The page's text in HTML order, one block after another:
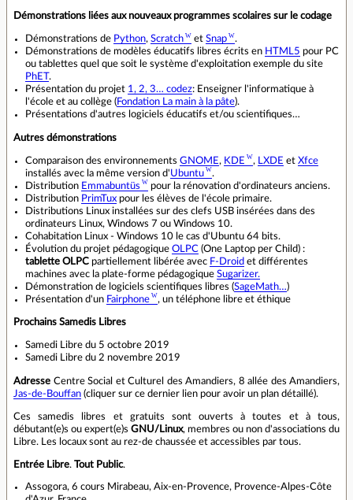
Démonstrations liées aux nouveaux programmes scolaires sur le codage
Démonstrations de Python, Scratch et Snap
.
Démonstrations de modèles éducatifs libres écrits en HTML5 pour PC
ou tablettes quel que soit le système d'exploitation exemple du site
PhET.
Présentation du projet 1, 2, 3… codez: Enseigner l'informatique à
l'école et au collège (Fondation La main à la pâte).
Présentations d'autres logiciels éducatifs et/ou scientifiques…
Autres démonstrations
Comparaison des environnements GNOME, KDE , LXDE et Xfce
installés avec la même version d'Ubuntu
.
Distribution Emmabuntüs
pour la rénovation d'ordinateurs anciens.
Distribution PrimTux pour les élèves de l'école primaire.
Distributions Linux installées sur des clefs USB insérées dans des
ordinateurs Linux, Windows 7 ou Windows 10.
Cohabitation Linux - Windows 10 le cas d'Ubuntu 64 bits.
Évolution du projet pédagogique OLPC (One Laptop per Child) :
tablette OLPC partiellement libérée avec F-Droid et différentes
machines avec la plate-forme pédagogique Sugarizer.
Démonstration de logiciels scientifiques libres (SageMath…)
Présentation d'un Fairphone , un téléphone libre et éthique
Prochains Samedis Libres
Samedi Libre du 5 octobre 2019
Samedi Libre du 2 novembre 2019
Adresse Centre Social et Culturel des Amandiers, 8 allée des Amandiers,
Jas-de-Bouffan (cliquer sur ce dernier lien pour avoir un plan détaillé).
Ces samedis libres et gratuits sont ouverts à toutes et à tous,
débutant(e)s ou expert(e)s GNU/Linux, membres ou non d'associations du
Libre. Les locaux sont au rez-de chaussée et accessibles par tous.
Entrée Libre. Tout Public.
Assogora, 6 cours Mirabeau, Aix-en-Provence, Provence-Alpes-Côte